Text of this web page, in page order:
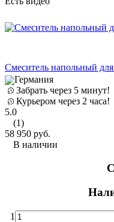
Смеситель напольный
Германия
Забрать через 5 минут!
Курьером через 2 часа!
5.0
(1)
58 950 руб.
В наличии
1